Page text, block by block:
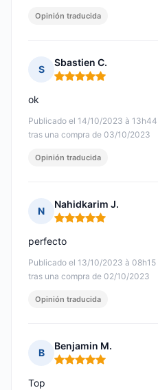
Opinión traducida
S
Sbastien C.
Nota: 5 de 5
Publicado el 14/10/2023 à 13h44
tras una compra de 03/10/2023
ok
Opinión traducida
N
Nahidkarim J.
Nota: 5 de 5
Publicado el 13/10/2023 à 08h15
tras una compra de 02/10/2023
perfecto
Opinión traducida
B
Benjamin M.
Nota: 5 de 5
Top